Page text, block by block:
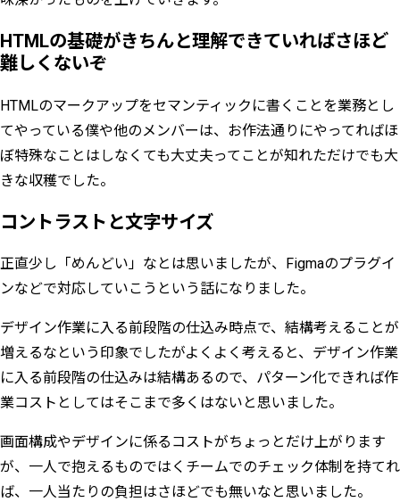
HTMLの基礎がきちんと理解できていればさほど
難しくないぞ
HTMLのマークアップをセマンティックに書くことを業務とし
てやっている僕や他のメンバーは、お作法通りにやってればほ
ぼ特殊なことはしなくても大丈夫ってことが知れただけでも大
きな収穫でした。
コントラストと文字サイズ
正直少し「めんどい」なとは思いましたが、Figmaのプラグイ
ンなどで対応していこうという話になりました。
デザイン作業に入る前段階の仕込み時点で、結構考えることが
増えるなという印象でしたがよくよく考えると、デザイン作業
に入る前段階の仕込みは結構あるので、パターン化できれば作
業コストとしてはそこまで多くはないと思いました。
画面構成やデザインに係るコストがちょっとだけ上がります
が、一人で抱えるものではくチームでのチェック体制を持てれ
ば、一人当たりの負担はさほどでも無いなと思いました。